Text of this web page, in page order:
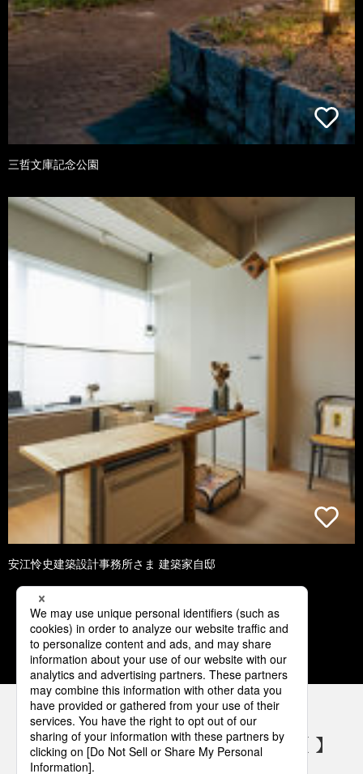
三哲文庫記念公園
安江怜史建築設計事務所さま 建築家自邸
1 2 3 4 5
パナソニックの電気設備 SNSアカウント